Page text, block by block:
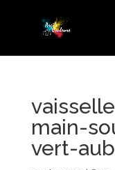
main-
vert-